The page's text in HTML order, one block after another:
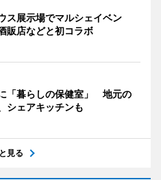
ス展示場でマルシェイベン
販店などと初コラボ
「暮らしの保健室」 地元の
シェアキッチンも
見る